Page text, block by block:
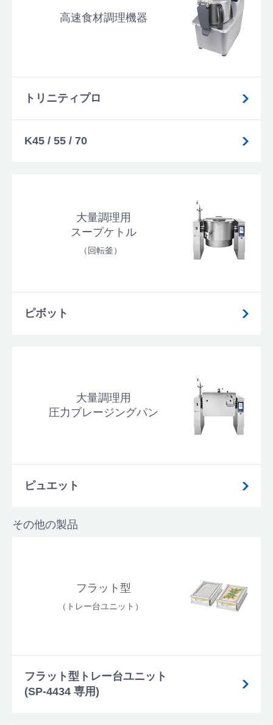
高速食材調理機器
トリニティプロ
K45 / 55 / 70
大量調理用
スープケトル
（回転釜）
ピボット
大量調理用
圧力ブレージングパン
ピュエット
その他の製品
フラット型
（トレー台ユニット）
フラット型トレー台ユニット
(SP-4434 専用)